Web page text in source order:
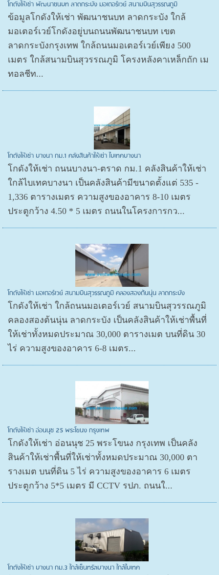
โกดังให้เช่า พัฒนาชนบท ลาดกระบัง มอเตอร์เวย์ สนามบินสุวรรณภูมิ
ข้อมูลโกดังให้เช่า พัฒนาชนบท ลาดกระบัง ใกล้
มอเตอร์เวย์โกดังอยู่บนถนนพัฒนาชนบท เขต
ลาดกระบังกรุงเทพ ใกล้ถนนมอเตอร์เวย์เพียง 500
เมตร ใกล้สนามบินสุวรรณภูมิ โครงหลังคาเหล็กถัก เม
ทอลชีท...
โกดังให้เช่า บางนา กม.1 คลังสินค้าให้เช่า ไบเทคบางนา
โกดังให้เช่า ถนนบางนา-ตราด กม.1 คลังสินค้าให้เช่า
ใกล้ไบเทคบางนา เป็นคลังสินค้ามีขนาดตั้งแต่ 535 -
1,336 ตารางเมตร ความสูงของอาคาร 8-10 เมตร
ประตูกว้าง 4.50 * 5 เมตร ถนนในโครงการกว...
โกดังให้เช่า มอเตอร์เวย์ สนามบินสุวรรณภูมิ คลองสองต้นนุ่น ลาดกระบัง
โกดังให้เช่า ใกล้ถนนมอเตอร์เวย์ สนามบินสุวรรณภูมิ
คลองสองต้นนุ่น ลาดกระบัง เป็นคลังสินค้าให้เช่าพื้นที่
ให้เช่าทั้งหมดประมาณ 30,000 ตารางเมต บนที่ดิน 30
ไร่ ความสูงของอาคาร 6-8 เมตร...
โกดังให้เช่า อ่อนนุช 25 พระโขนง กรุงเทพ
โกดังให้เช่า อ่อนนุช 25 พระโขนง กรุงเทพ เป็นคลัง
สินค้าให้เช่าพื้นที่ให้เช่าทั้งหมดประมาณ 30,000 ตา
รางเมต บนที่ดิน 5 ไร่ ความสูงของอาคาร 6 เมตร
ประตูกว้าง 5*5 เมตร มี CCTV รปภ. ถนนใ...
โกดังให้เช่า บางนา กม.3 ใกล้เซ็นทรัลบางนา ใกล้ไบเทค